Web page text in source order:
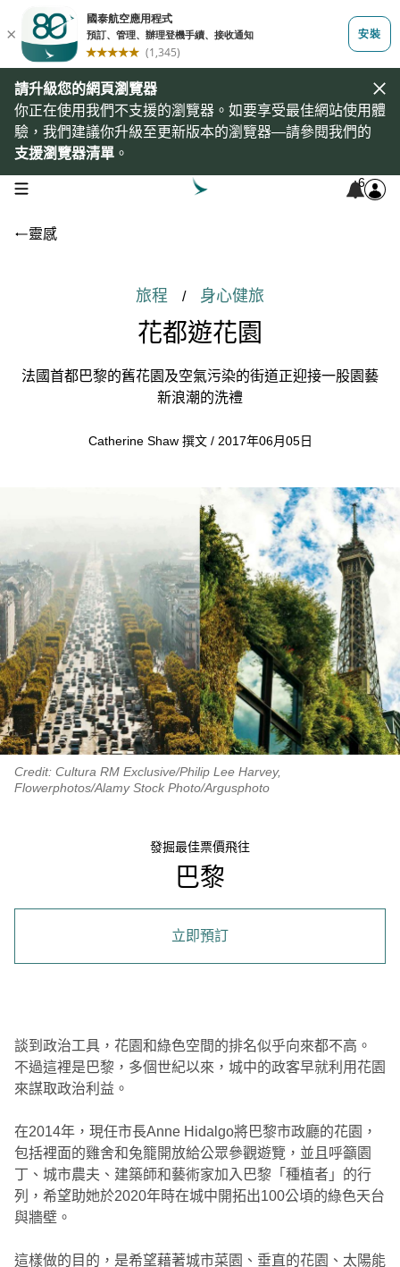
請升級您的網頁瀏覽器
你正在使用我們不支援的瀏覽器。如要享受最佳網站使用體
驗，我們建議你升級至更新版本的瀏覽器—請參閱我們的
支援瀏覽器清單 。
open navigation menu 6
靈感
旅程 / 身心健旅
花都遊花園
法國首都巴黎的舊花園及空氣污染的街道正迎接一股園藝
新浪潮的洗禮
Catherine Shaw 撰文 / 2017年06月05日
Credit: Cultura RM Exclusive/Philip Lee Harvey,
Flowerphotos/Alamy Stock Photo/Argusphoto
發掘最佳票價飛往
巴黎
立即預訂
談到政治工具，花園和綠色空間的排名似乎向來都不高。
不過這裡是巴黎，多個世紀以來，城中的政客早就利用花園
來謀取政治利益。
在2014年，現任市長Anne Hidalgo將巴黎市政廳的花園，
包括裡面的雞舍和兔籠開放給公眾參觀遊覽，並且呼籲園
丁、城市農夫、建築師和藝術家加入巴黎「種植者」的行
列，希望助她於2020年時在城中開拓出100公頃的綠色天台
與牆壁。
這樣做的目的，是希望藉著城市菜園、垂直的花園、太陽能